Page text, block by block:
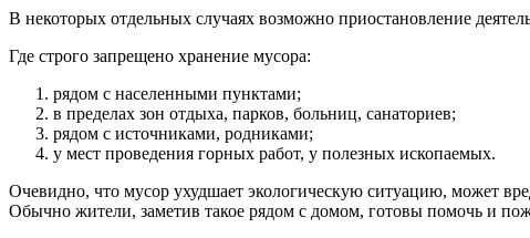
В некоторых отдельных случаях возможно приостановление
Где строго запрещено хранение мусора:
рядом с населенными пунктами;
в пределах зон отдыха, парков, больниц, санаториев;
рядом с источниками, родниками;
у мест проведения горных работ, у полезных ископаемых.
Очевидно, что мусор ухудшает экологическую ситуацию, может
Обычно жители, заметив такое рядом с домом, готовы помочь и